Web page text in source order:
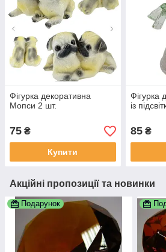
Фігурка декоративна
Мопси 2 шт.
75 ₴
Купити
Фігурка
із
85₴
Акційні пропозиції та новинки
Подарунок